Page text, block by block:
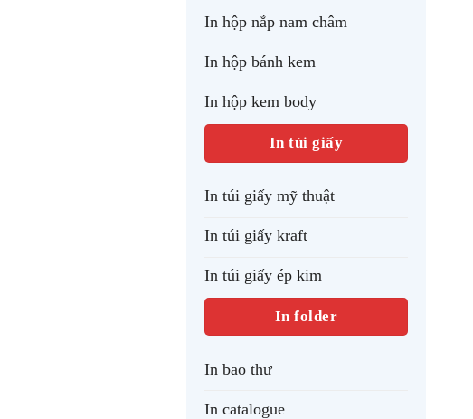
In hộp nắp nam châm
In hộp bánh kem
In hộp kem body
In túi giấy
In túi giấy mỹ thuật
In túi giấy kraft
In túi giấy ép kim
In folder
In bao thư
In catalogue